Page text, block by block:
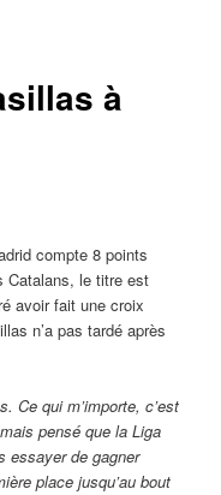
à
compte 8 points
Catalans, le titre est
avoir fait une croix
n’a pas tardé après
Ce qui m’importe, c’est
pensé que la Liga
essayer de gagner
place jusqu’au bout